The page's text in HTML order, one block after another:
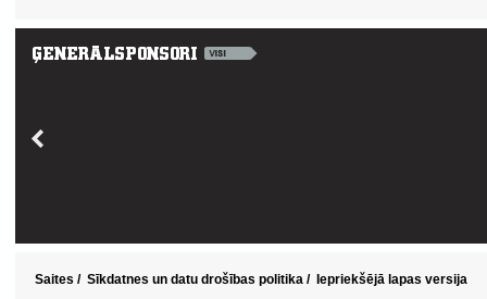
Saites / Sīkdatnes un datu drošības politika / Iepriekšējā lapas versija